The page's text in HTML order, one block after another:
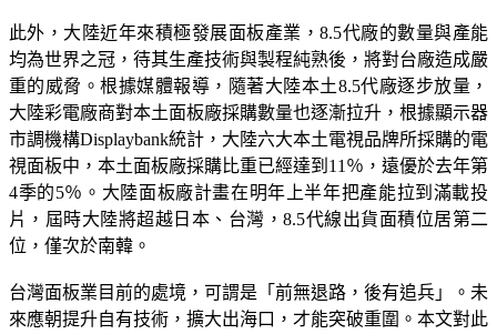
此外，大陸近年來積極發展面板產業，8.5代廠的數量與產能
均為世界之冠，待其生產技術與製程純熟後，將對台廠造成嚴
重的威脅。根據媒體報導，隨著大陸本土8.5代廠逐步放量，
大陸彩電廠商對本土面板廠採購數量也逐漸拉升，根據顯示器
市調機構Displaybank統計，大陸六大本土電視品牌所採購的電
視面板中，本土面板廠採購比重已經達到11％，遠優於去年第
4季的5％。大陸面板廠計畫在明年上半年把產能拉到滿載投
片，屆時大陸將超越日本、台灣，8.5代線出貨面積位居第二
位，僅次於南韓。
台灣面板業目前的處境，可謂是「前無退路，後有追兵」。未
來應朝提升自有技術，擴大出海口，才能突破重圍。本文對此